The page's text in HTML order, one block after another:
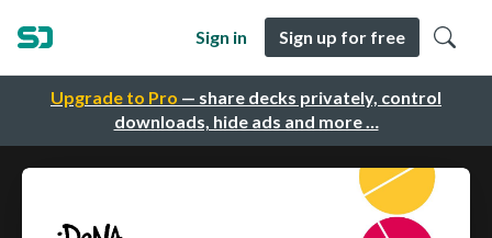
Upgrade to Pro — share decks privately, control
downloads, hide ads and more …
Sign in Sign up for free